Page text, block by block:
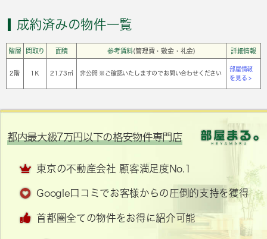
成約済みの物件一覧
階層 間取り 面積 参考賃料(管理費・敷金・礼金) 詳細情報
2階 1Ｋ 21.73㎡ 非公開 ※ご確認いたしますのでお問い合わせください
部屋情報
を見る >
都内最大級7万円以下の格安物件専門店
東京の不動産会社 顧客満足度No.1
Google口コミでお客様からの圧倒的支持を獲得
首都圏全ての物件をお得に紹介可能